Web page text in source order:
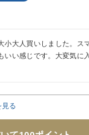
小大人買いしました。ス
いい感じです。大変気に
る